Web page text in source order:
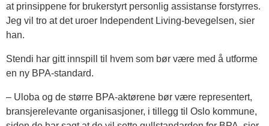
at prinsippene for brukerstyrt personlig assistanse forstyrres.
Jeg vil tro at det uroer Independent Living-bevegelsen, sier
han.
Stendi har gitt innspill til hvem som bør være med å utforme
en ny BPA-standard.
– Uloba og de større BPA-aktørene bør være representert,
bransjerelevante organisasjoner, i tillegg til Oslo kommune,